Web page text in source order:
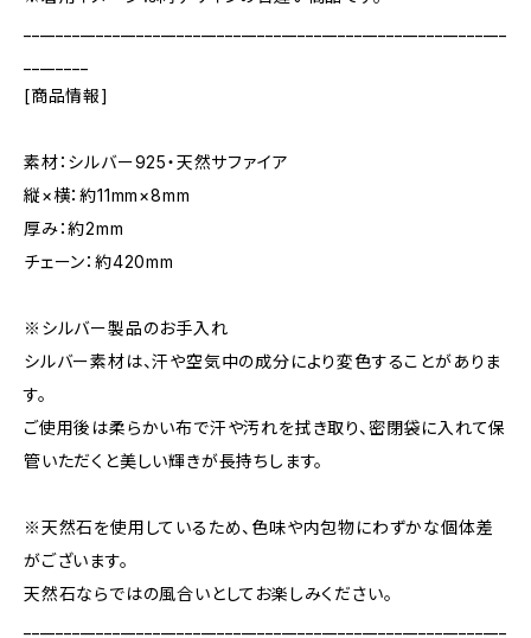
[商品情報]
素材：シルバー925・天然サファイア
縦×横：約11mm×8mm
厚み：約2mm
チェーン：約420mm
※シルバー製品のお手入れ
シルバー素材は、汗や空気中の成分により変色することがありま
す。
ご使用後は柔らかい布で汗や汚れを拭き取り、密閉袋に入れて保
管いただくと美しい輝きが長持ちします。
※天然石を使用しているため、色味や内包物にわずかな個体差
がございます。
天然石ならではの風合いとしてお楽しみください。